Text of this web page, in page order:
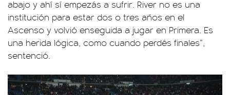
abajo y ahí sí empezás a sufrir. River no es una
institución para estar dos o tres años en el
Ascenso y volvió enseguida a jugar en Primera. Es
una herida lógica, como cuando perdés finales”,
sentenció.